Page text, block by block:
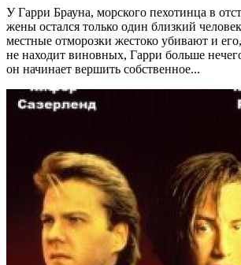
У Гарри Брауна, морского пехотинца в
жены остался только один близкий
местные отморозки жестоко убивают и
не находит виновных, Гарри больше
он начинает вершить собственное...